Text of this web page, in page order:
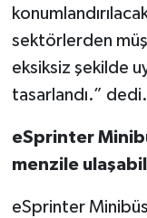
sektörlerden
eksiksiz şekilde
tasarlandı.” dedi.
eSprinter
menzile
eSprinter